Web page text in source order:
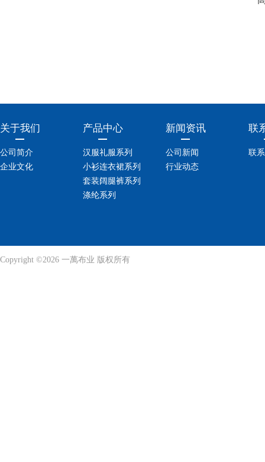
关于我们
公司简介
企业文化
产品中心
汉服礼服系列
小衫连衣裙系列
套装阔腿裤系列
涤纶系列
新闻资讯
公司新闻
行业动态
联
联
Copyright ©2026 一萬布业 版权所有